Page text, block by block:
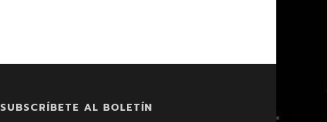
SUBSCRÍBETE AL BOLETÍN